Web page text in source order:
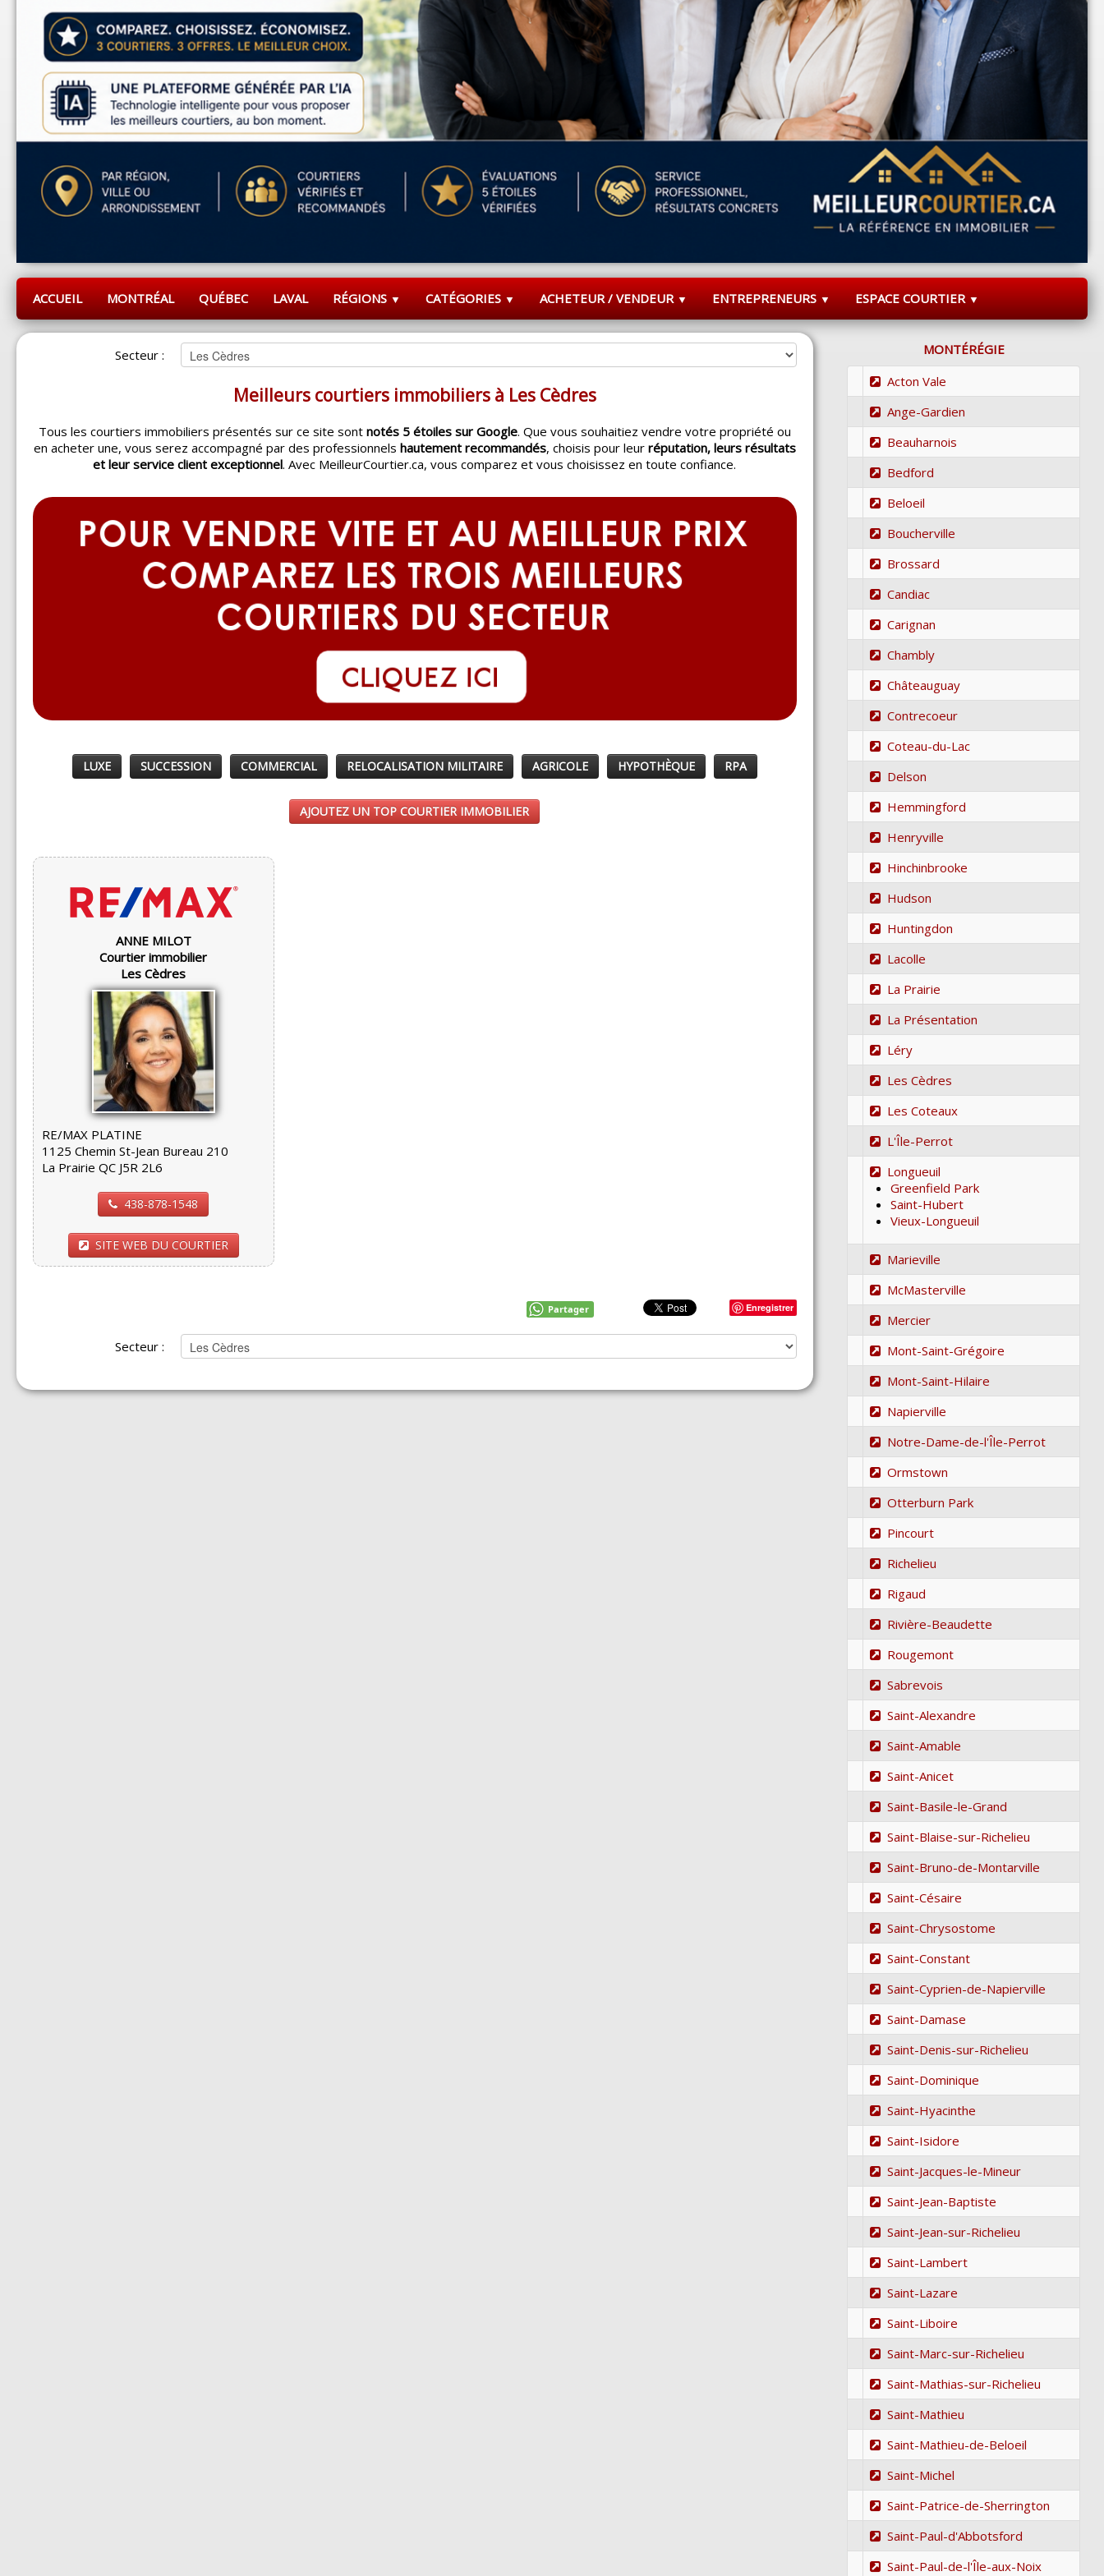
ACCUEIL MONTRÉAL QUÉBEC LAVAL RÉGIONS ▼ CATÉGORIES ▼ ACHETEUR / VENDEUR ▼ ENTREPRENEURS ▼ ESPACE COURTIER ▼
Secteur :
Meilleurs courtiers immobiliers à Les Cèdres
Tous les courtiers immobiliers présentés sur ce site sont notés 5 étoiles sur Google. Que vous souhaitiez vendre votre propriété ou
en acheter une, vous serez accompagné par des professionnels hautement recommandés, choisis pour leur réputation, leurs résultats
et leur service client exceptionnel. Avec MeilleurCourtier.ca, vous comparez et vous choisissez en toute confiance.
LUXE SUCCESSION COMMERCIAL RELOCALISATION MILITAIRE AGRICOLE HYPOTHÈQUE RPA
AJOUTEZ UN TOP COURTIER IMMOBILIER
ANNE MILOT
Courtier immobilier
Les Cèdres
RE/MAX PLATINE
1125 Chemin St-Jean Bureau 210
La Prairie QC J5R 2L6
438-878-1548
SITE WEB DU COURTIER
Enregistrer
Partager
Secteur :
MONTÉRÉGIE
Acton Vale
Ange-Gardien
Beauharnois
Bedford
Beloeil
Boucherville
Brossard
Candiac
Carignan
Chambly
Châteauguay
Contrecoeur
Coteau-du-Lac
Delson
Hemmingford
Henryville
Hinchinbrooke
Hudson
Huntingdon
Lacolle
La Prairie
La Présentation
Léry
Les Cèdres
Les Coteaux
L'Île-Perrot
Longueuil
Greenfield Park
Saint-Hubert
Vieux-Longueuil
Marieville
McMasterville
Mercier
Mont-Saint-Grégoire
Mont-Saint-Hilaire
Napierville
Notre-Dame-de-l'Île-Perrot
Ormstown
Otterburn Park
Pincourt
Richelieu
Rigaud
Rivière-Beaudette
Rougemont
Sabrevois
Saint-Alexandre
Saint-Amable
Saint-Anicet
Saint-Basile-le-Grand
Saint-Blaise-sur-Richelieu
Saint-Bruno-de-Montarville
Saint-Césaire
Saint-Chrysostome
Saint-Constant
Saint-Cyprien-de-Napierville
Saint-Damase
Saint-Denis-sur-Richelieu
Saint-Dominique
Saint-Hyacinthe
Saint-Isidore
Saint-Jacques-le-Mineur
Saint-Jean-Baptiste
Saint-Jean-sur-Richelieu
Saint-Lambert
Saint-Lazare
Saint-Liboire
Saint-Marc-sur-Richelieu
Saint-Mathias-sur-Richelieu
Saint-Mathieu
Saint-Mathieu-de-Beloeil
Saint-Michel
Saint-Patrice-de-Sherrington
Saint-Paul-d'Abbotsford
Saint-Paul-de-l'Île-aux-Noix